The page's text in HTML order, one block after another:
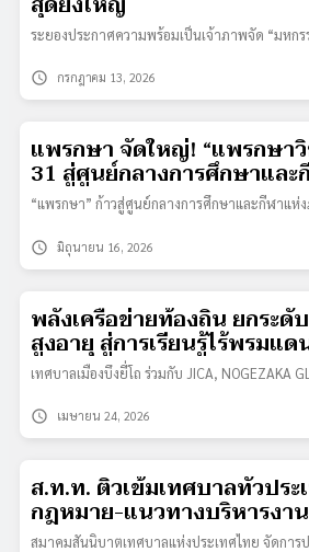
ระยองประกาศความพร้อมเป็นเจ้าภาพจัด “มหก
schedule กรกฎาคม 13, 2026
แพรกษา จัดใหญ่! “แพรกษาวิ
31 สู่ศูนย์กลางการศึกษาและ
“แพรกษา” ก้าวสู่ศูนย์กลางการศึกษาและกีฬาแห่
schedule มิถุนายน 16, 2026
พลังเครือข่ายท้องถิ่น ยกระ
สูงอายุ สู่การเรียนรู้ไร้พรมแด
เทศบาลเมืองบึงยี่โถ ร่วมกับ JICA, NOGEZAKA
schedule เมษายน 24, 2026
ส.ท.ท. ติวเข้มเทศบาลทั่วประ
กฎหมาย-แนวทางบริหารงาน
สมาคมสันนิบาตเทศบาลแห่งประเทศไทย จัดการ